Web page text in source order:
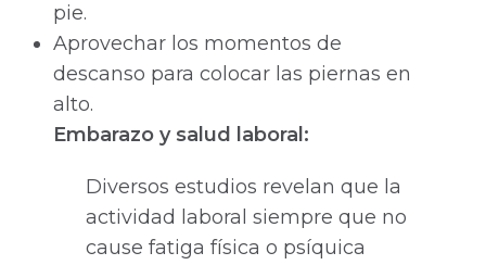
pie.
Aprovechar los momentos de
descanso para colocar las piernas en
alto.
Embarazo y salud laboral:
Diversos estudios revelan que la
actividad laboral siempre que no
cause fatiga física o psíquica